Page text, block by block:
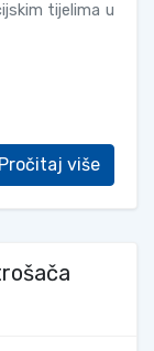
tijelima u
Pročitaj više